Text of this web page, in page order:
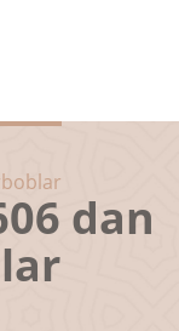
dan